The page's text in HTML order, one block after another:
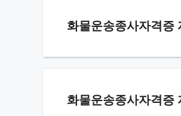
화물운송종사자격
화물운송종사자격